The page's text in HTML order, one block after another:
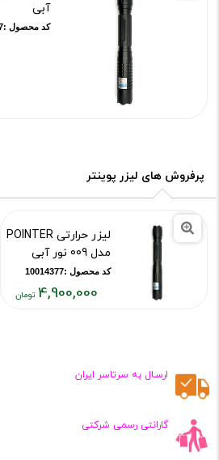
آبی
کد محصول :10014377
پرفروش های لیزر پوینتر
لیزر حرارتی POINTER
مدل 009 نور آبی
کد محصول :10014377
4,900,000
ارسـال به سرتاسر ایران
گارانتی رسمی شرکتی